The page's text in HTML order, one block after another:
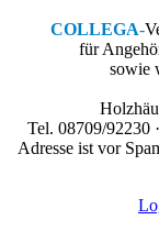
COLLEGA-
für
sowie
Tel. 08709/92230
Adresse ist vor